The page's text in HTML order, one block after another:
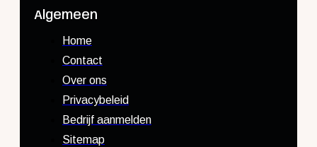
Algemeen
Home
Contact
Over ons
Privacybeleid
Bedrijf aanmelden
Sitemap